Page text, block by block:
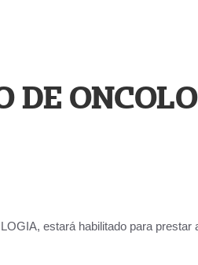
DE
estará habilitado para prestar